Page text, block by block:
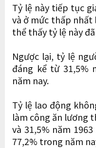
Tỷ lệ này tiếp tục
và ở mức thấp nhất
thể thấy tỷ lệ này
Ngược lại, tỷ lệ
đáng kể từ 31,5%
năm nay.
Tỷ lệ lao động
làm công ăn lương
và 31,5% năm
77,2% trong năm